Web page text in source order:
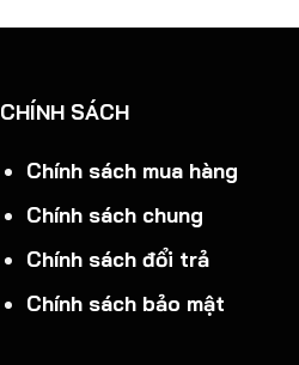
CHÍNH SÁCH
Chính sách mua hàng
Chính sách chung
Chính sách đổi trả
Chính sách bảo mật